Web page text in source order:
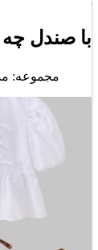
با صندل چه
مجموعه: